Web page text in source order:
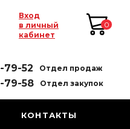
0
Вход
в личный
кабинет
79-52 Отдел продаж
79-58 Отдел закупок
КОНТАКТЫ